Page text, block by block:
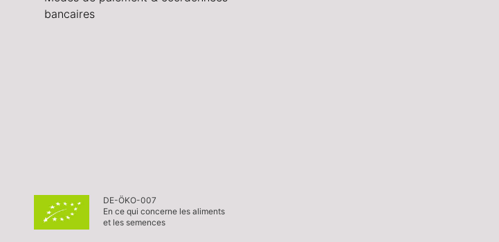
bancaires
DE-ÖKO-007
En ce qui concerne les aliments
et les semences